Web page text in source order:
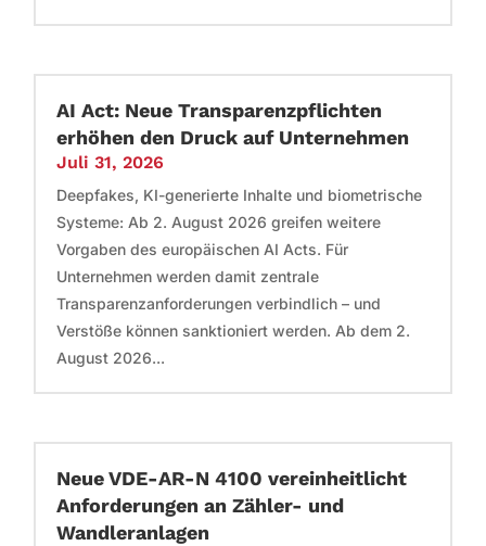
AI Act: Neue Transparenzpflichten
erhöhen den Druck auf Unternehmen
Juli 31, 2026
Deepfakes, KI-generierte Inhalte und biometrische
Systeme: Ab 2. August 2026 greifen weitere
Vorgaben des europäischen AI Acts. Für
Unternehmen werden damit zentrale
Transparenzanforderungen verbindlich – und
Verstöße können sanktioniert werden. Ab dem 2.
August 2026...
Neue VDE-AR-N 4100 vereinheitlicht
Anforderungen an Zähler- und
Wandleranlagen